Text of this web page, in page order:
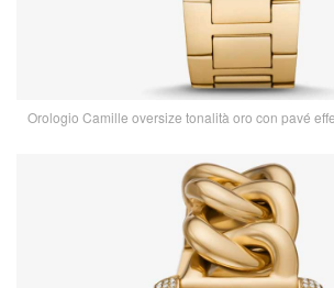
Orologio Camille oversize tonalità oro con pavé